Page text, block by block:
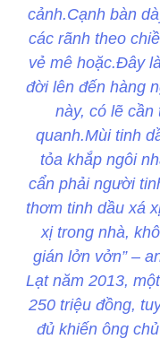
cảnh.Cạnh bàn
các rãnh theo
vẻ mê hoặc.Đây
đời lên đến hàng
này, có lẽ
quanh.Mùi tinh
tỏa khắp ngôi
cẩn phải người
thơm tinh dầu xá
xị trong nhà,
gián lởn vởn” –
Lạt năm 2013,
250 triệu đồng,
đủ khiến ông